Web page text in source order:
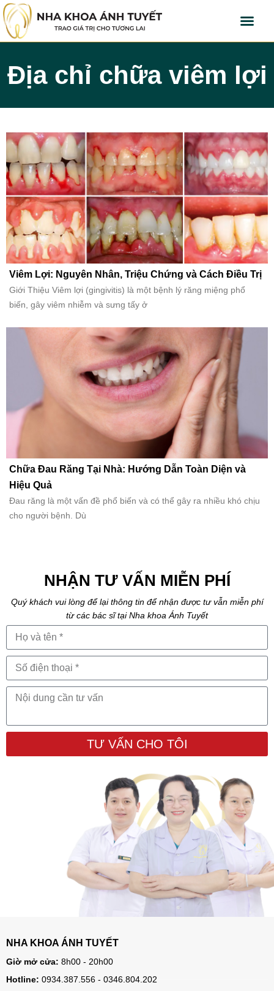
Địa chỉ chữa viêm lợi
Viêm Lợi: Nguyên Nhân, Triệu Chứng và Cách Điều Trị
Giới Thiệu Viêm lợi (gingivitis) là một bệnh lý răng miệng phổ
biến, gây viêm nhiễm và sưng tấy ở
Chữa Đau Răng Tại Nhà: Hướng Dẫn Toàn Diện và
Hiệu Quả
Đau răng là một vấn đề phổ biến và có thể gây ra nhiều khó chịu
cho người bệnh. Dù
NHẬN TƯ VẤN MIỄN PHÍ
Quý khách vui lòng để lại thông tin để nhận được tư vẫn miễn phí
từ các bác sĩ tại Nha khoa Ánh Tuyết
TƯ VẤN CHO TÔI
NHA KHOA ÁNH TUYẾT
Giờ mở cửa: 8h00 - 20h00
Hotline: 0934.387.556 - 0346.804.202